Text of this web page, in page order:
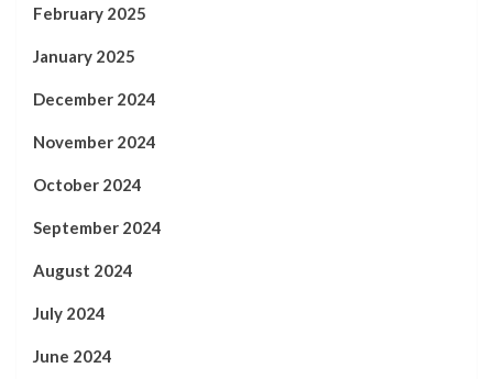
February 2025
January 2025
December 2024
November 2024
October 2024
September 2024
August 2024
July 2024
June 2024